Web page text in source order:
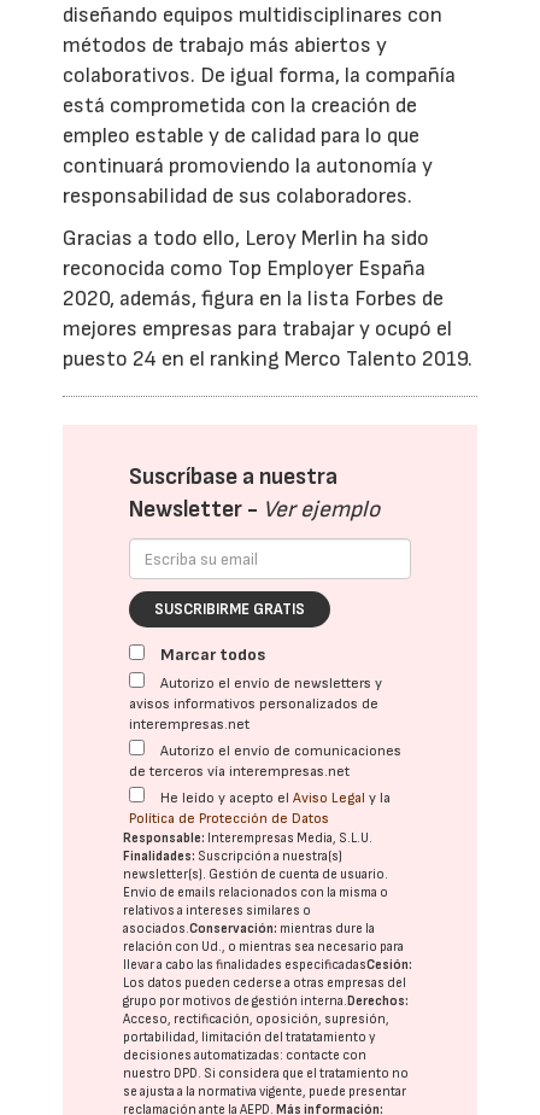
diseñando equipos multidisciplinares con
métodos de trabajo más abiertos y
colaborativos. De igual forma, la compañía
está comprometida con la creación de
empleo estable y de calidad para lo que
continuará promoviendo la autonomía y
responsabilidad de sus colaboradores.
Gracias a todo ello, Leroy Merlin ha sido
reconocida como Top Employer España
2020, además, figura en la lista Forbes de
mejores empresas para trabajar y ocupó el
puesto 24 en el ranking Merco Talento 2019.
Suscríbase a nuestra
Newsletter - Ver ejemplo
SUSCRIBIRME GRATIS
Marcar todos
Autorizo el envío de newsletters y
avisos informativos personalizados de
interempresas.net
Autorizo el envío de comunicaciones
de terceros vía interempresas.net
He leído y acepto elAviso Legal y la
Política de Protección de Datos
Responsable: Interempresas Media, S.L.U.
Finalidades: Suscripción a nuestra(s)
newsletter(s). Gestión de cuenta de usuario.
Envío de emails relacionados con la misma o
relativos a intereses similares o
asociados.Conservación: mientras dure la
relación con Ud., o mientras sea necesario para
llevar a cabo las finalidades especificadasCesión:
Los datos pueden cederse a otras empresas del
grupo por motivos de gestión interna. Derechos:
Acceso, rectificación, oposición, supresión,
portabilidad, limitación del tratatamiento y
decisiones automatizadas: contacte con
nuestro DPD. Si considera que el tratamiento no
se ajusta a la normativa vigente, puede presentar
reclamación ante laAEPD. Más información: